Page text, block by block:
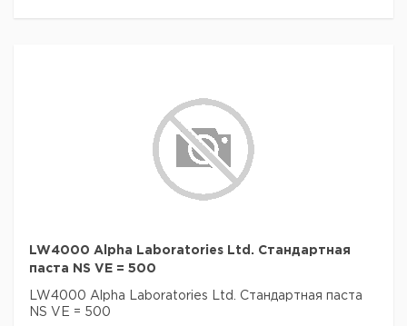
LW4000 Alpha Laboratories Ltd. Стандартная
паста NS VE = 500
LW4000 Alpha Laboratories Ltd. Стандартная паста
NS VE = 500